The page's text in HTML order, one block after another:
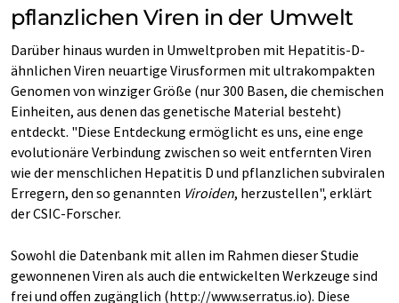
pflanzlichen Viren in der Umwelt
Darüber hinaus wurden in Umweltproben mit Hepatitis-D-
ähnlichen Viren neuartige Virusformen mit ultrakompakten
Genomen von winziger Größe (nur 300 Basen, die chemischen
Einheiten, aus denen das genetische Material besteht)
entdeckt. "Diese Entdeckung ermöglicht es uns, eine enge
evolutionäre Verbindung zwischen so weit entfernten Viren
wie der menschlichen Hepatitis D und pflanzlichen subviralen
Erregern, den so genannten Viroiden, herzustellen", erklärt
der CSIC-Forscher.
Sowohl die Datenbank mit allen im Rahmen dieser Studie
gewonnenen Viren als auch die entwickelten Werkzeuge sind
frei und offen zugänglich (http://www.serratus.io). Diese